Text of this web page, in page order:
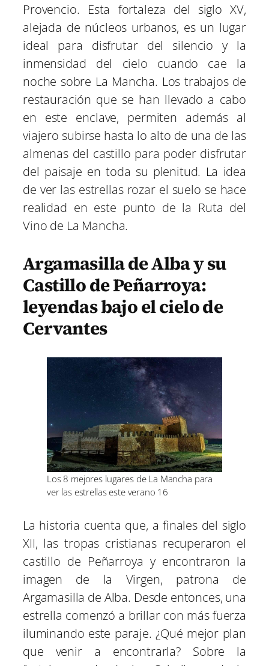
Provencio. Esta fortaleza del siglo XV,
alejada de núcleos urbanos, es un lugar
ideal para disfrutar del silencio y la
inmensidad del cielo cuando cae la
noche sobre La Mancha. Los trabajos de
restauración que se han llevado a cabo
en este enclave, permiten además al
viajero subirse hasta lo alto de una de las
almenas del castillo para poder disfrutar
del paisaje en toda su plenitud. La idea
de ver las estrellas rozar el suelo se hace
realidad en este punto de la Ruta del
Vino de La Mancha.
Argamasilla de Alba y su
Castillo de Peñarroya:
leyendas bajo el cielo de
Cervantes
Los 8 mejores lugares de La Mancha para
ver las estrellas este verano 16
La historia cuenta que, a finales del siglo
XII, las tropas cristianas recuperaron el
castillo de Peñarroya y encontraron la
imagen de la Virgen, patrona de
Argamasilla de Alba. Desde entonces, una
estrella comenzó a brillar con más fuerza
iluminando este paraje. ¿Qué mejor plan
que venir a encontrarla? Sobre la